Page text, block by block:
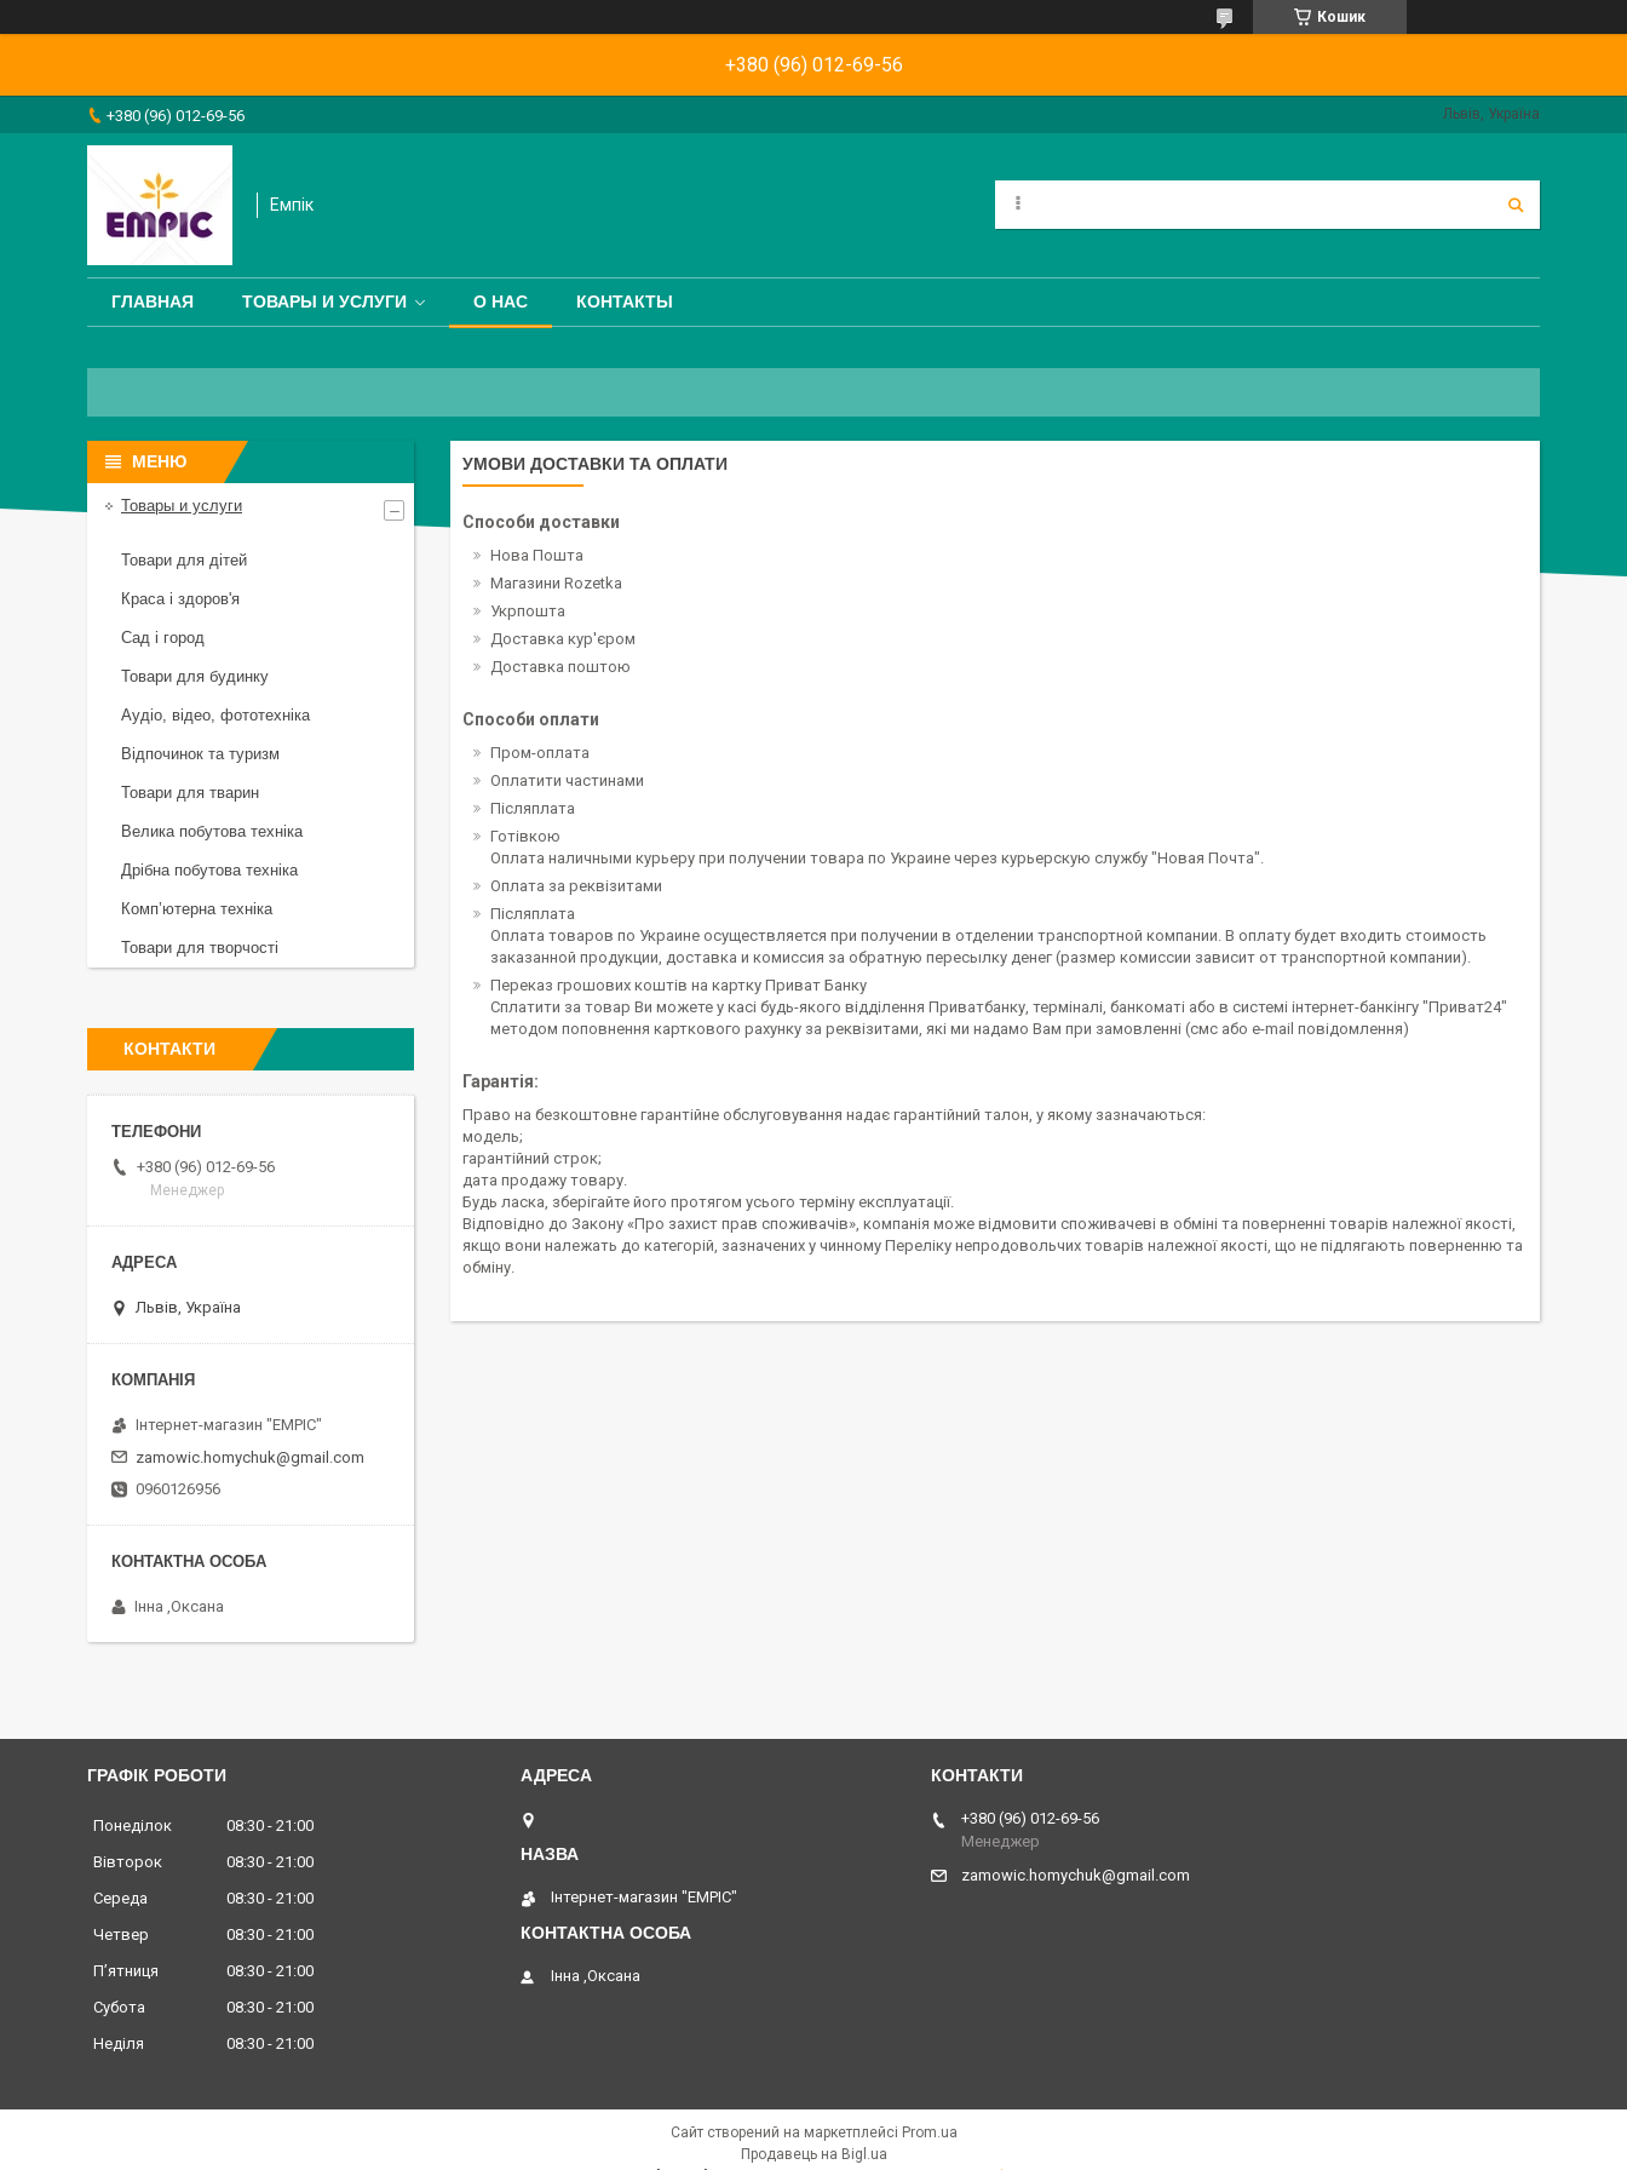
Кошик
+380 (96) 012-69-56
+380 (96) 012-69-56 Львів, Україна
Емпік
ГЛАВНАЯ ТОВАРЫ И УСЛУГИ О НАС КОНТАКТЫ
УМОВИ ДОСТАВКИ ТА ОПЛАТИ
Способи доставки
Нова Пошта
Магазини Rozetka
Укрпошта
Доставка кур'єром
Доставка поштою
Способи оплати
Пром-оплата
Оплатити частинами
Післяплата
Готівкою
Оплата наличными курьеру при получении товара по Украине через курьерскую службу "Новая Почта".
Оплата за реквізитами
Післяплата
Оплата товаров по Украине осуществляется при получении в отделении транспортной компании. В оплату будет входить стоимость
заказанной продукции, доставка и комиссия за обратную пересылку денег (размер комиссии зависит от транспортной компании).
Переказ грошових коштів на картку Приват Банку
Сплатити за товар Ви можете у касі будь-якого відділення Приватбанку, терміналі, банкоматі або в системі інтернет-банкінгу "Приват24"
методом поповнення карткового рахунку за реквізитами, які ми надамо Вам при замовленні (смс або e-mail повідомлення)
Гарантія:
Право на безкоштовне гарантійне обслуговування надає гарантійний талон, у якому зазначаються:
модель;
гарантійний строк;
дата продажу товару.
Будь ласка, зберігайте його протягом усього терміну експлуатації.
Відповідно до Закону «Про захист прав споживачів», компанія може відмовити споживачеві в обміні та поверненні товарів належної якості,
якщо вони належать до категорій, зазначених у чинному Переліку непродовольчих товарів належної якості, що не підлягають поверненню та
обміну.
Товары и услуги
Товари для дітей
Краса і здоров'я
Сад і город
Товари для будинку
Аудіо, відео, фототехніка
Відпочинок та туризм
Товари для тварин
Велика побутова техніка
Дрібна побутова техніка
Комп’ютерна техніка
Товари для творчості
КОНТАКТИ
+380 (96) 012-69-56
Менеджер
Львів, Україна
Інтернет-магазин "EMPIC"
zamowic.homychuk@gmail.com
0960126956
Інна ,Оксана
ГРАФІК РОБОТИ
Понеділок 08:30
21:00
Вівторок
08:30
21:00
Середа
08:30
21:00
Четвер
08:30
21:00
Пʼятниця
08:30
21:00
Субота
08:30
21:00
Неділя
08:30 21:00
Інтернет-магазин "EMPIC"
Інна ,Оксана
+380 (96) 012-69-56
Менеджер
zamowic.homychuk@gmail.com
Сайт створений на маркетплейсі Prom.ua
Продавець на Bigl.ua